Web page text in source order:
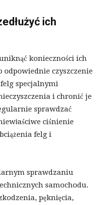
ich
konieczności ich
odpowiednie czyszczenie
specjalnymi
i chronić je
sprawdzać
ciśnienie
felg i
sprawdzaniu
samochodu.
pęknięcia,